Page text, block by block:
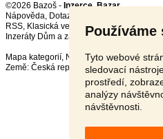
Používáme
Tyto webové
sledovací
prostředí,
analýzy
návštěvnosti.
©2026 Bazoš - Inzerce, Bazar
Nápověda, Dotazy
RSS,
Inzeráty Dům a zahrada celkem:124089
Mapa kategorií, Nejvyhledávanější výrazy
Země: Česká republika,Slovensko,Polsko